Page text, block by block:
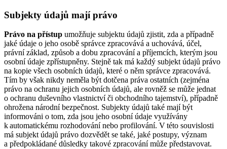
Subjekty údajů mají právo
Právo na přístup umožňuje subjektu údajů zjistit, zda a případně
jaké údaje o jeho osobě správce zpracovává a uchovává, účel,
právní základ, způsob a dobu zpracování a příjemcích, kterým jsou
osobní údaje zpřístupněny. Stejně tak má každý subjekt údajů právo
na kopie všech osobních údajů, které o něm správce zpracovává.
Tím by však nikdy neměla být dotčena práva ostatních (zejména
právo na ochranu jejich osobních údajů, ale rovněž se může jednat
o ochranu duševního vlastnictví či obchodního tajemství), případně
ohrožena národní bezpečnost. Subjekty údajů také mají být
informováni o tom, zda jsou jeho osobní údaje využívány
k automatickému rozhodování nebo profilování. V této souvislosti
má subjekt údajů právo dozvědět se také, jaké postupy, význam
a předpokládané důsledky takové zpracování může představovat.